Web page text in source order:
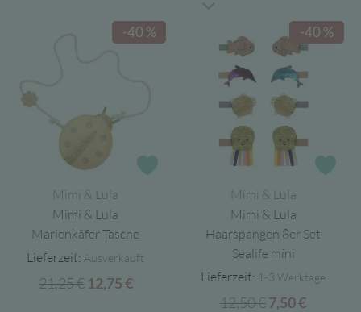
Zur Wunschliste
-40 %
Mimi & Lula
Mimi & Lula
Marienkäfer Tasche
Lieferzeit: Ausverkauft
21,25€ Ursprünglicher
12,75€Aktueller
-40 %
Mimi & Lula
Mimi & Lula
Haarspangen 8er Set
Sealife mini
Lieferzeit: 1-3 Werktage
12,50€7,50€